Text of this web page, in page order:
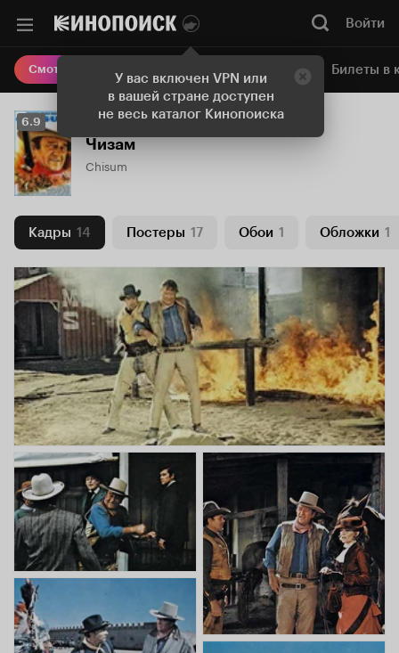
У вас включен VPN или
в вашей стране доступен
не весь каталог Кинопоиска
Войти
Смотреть кино Онлайн-кинотеатр Билеты в
Рейтинг
Кинопоиска
6.9
6.9
Чизам
Chisum
Кадры 14 Постеры 17 Обои 1 Обложки 1